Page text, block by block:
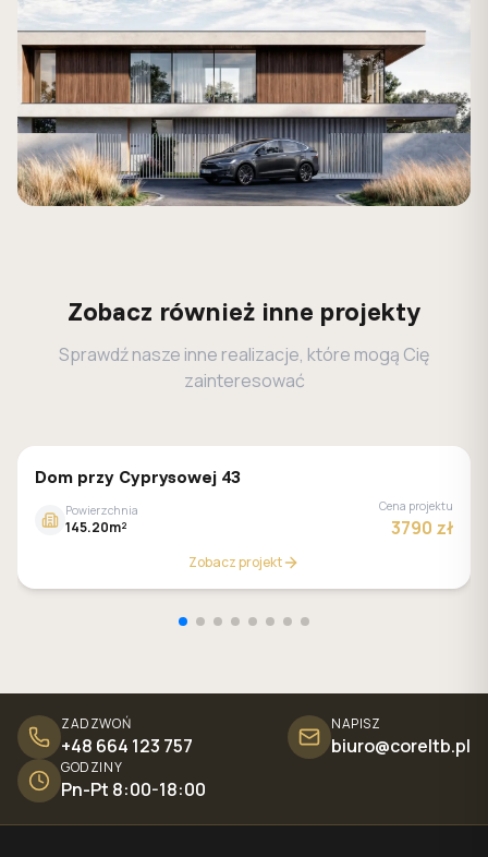
Zobacz również inne projekty
Sprawdź nasze inne realizacje, które mogą Cię
zainteresować
GALERIA DOMÓW
Dom przy Cyprysowej 43
Powierzchnia
145.20m²
Cena projektu
3790 zł
Zobacz projekt
ZADZWOŃ
+48 664 123 757
NAPISZ
biuro@coreltb.pl
GODZINY
Pn-Pt 8:00-18:00